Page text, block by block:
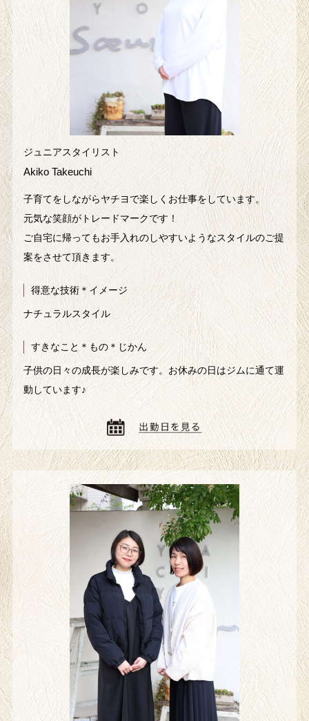
ジュニアスタイリスト
Akiko Takeuchi
子育てをしながらヤチヨで楽しくお仕事をしています。
元気な笑顔がトレードマークです！
ご自宅に帰ってもお手入れのしやすいようなスタイルのご提
案をさせて頂きます。
得意な技術＊イメージ
ナチュラルスタイル
すきなこと＊もの＊じかん
子供の日々の成長が楽しみです。お休みの日はジムに通て運
動しています♪